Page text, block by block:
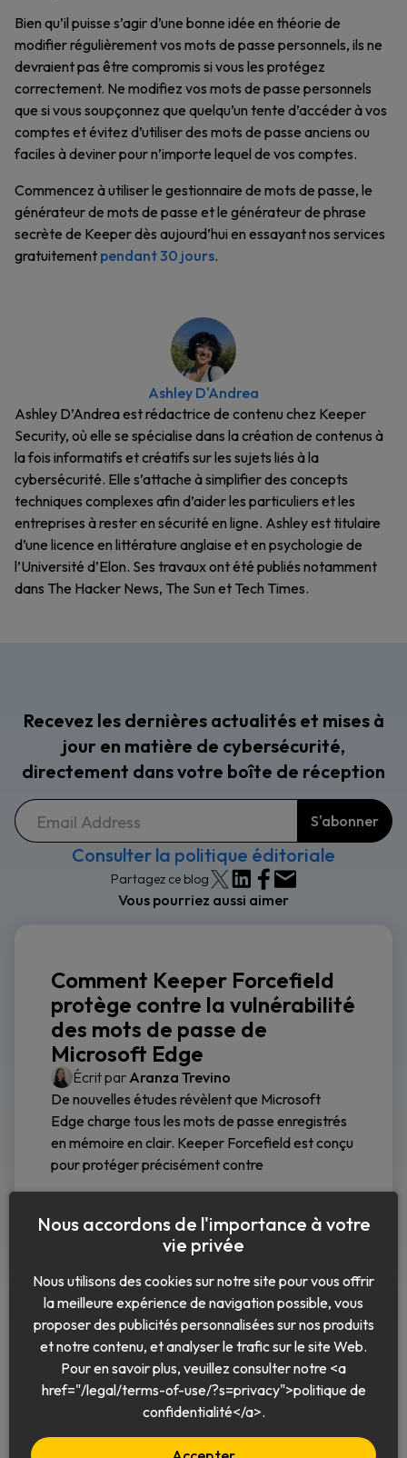
Bien qu’il puisse s’agir d’une bonne idée en théorie de
modifier régulièrement vos mots de passe personnels, ils ne
devraient pas être compromis si vous les protégez
correctement. Ne modifiez vos mots de passe personnels
que si vous soupçonnez que quelqu’un tente d’accéder à vos
comptes et évitez d’utiliser des mots de passe anciens ou
faciles à deviner pour n’importe lequel de vos comptes.
Commencez à utiliser le gestionnaire de mots de passe, le
générateur de mots de passe et le générateur de phrase
secrète de Keeper dès aujourd’hui en essayant nos services
gratuitement pendant 30 jours.
Ashley D'Andrea
Ashley D’Andrea est rédactrice de contenu chez Keeper
Security, où elle se spécialise dans la création de contenus à
la fois informatifs et créatifs sur les sujets liés à la
cybersécurité. Elle s’attache à simplifier des concepts
techniques complexes afin d’aider les particuliers et les
entreprises à rester en sécurité en ligne. Ashley est titulaire
d’une licence en littérature anglaise et en psychologie de
l’Université d’Elon. Ses travaux ont été publiés notamment
dans The Hacker News, The Sun et Tech Times.
Recevez les dernières actualités et mises à
jour en matière de cybersécurité,
directement dans votre boîte de réception
Consulter la politique éditoriale
Partagez ce blog
Vous pourriez aussi aimer
Comment Keeper Forcefield
protège contre la vulnérabilité
des mots de passe de
Microsoft Edge
Écrit par Aranza Trevino
De nouvelles études révèlent que Microsoft
Edge charge tous les mots de passe enregistrés
en mémoire en clair. Keeper Forcefield est conçu
pour protéger précisément contre
Lire la suite
Français
Nous accordons de l'importance à votre
vie privée
Nous utilisons des cookies sur notre site pour vous offrir
la meilleure expérience de navigation possible, vous
proposer des publicités personnalisées sur nos produits
et notre contenu, et analyser le trafic sur le site Web.
Pour en savoir plus, veuillez consulter notre <a
href="/legal/terms-of-use/?s=privacy">politique de
confidentialité</a>.